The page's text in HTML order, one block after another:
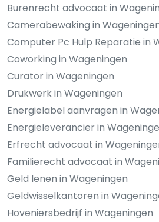
Burenrecht advocaat in
Camerabewaking in
Computer Pc Hulp Reparatie in
Coworking in Wageningen
Curator in Wageningen
Drukwerk in Wageningen
Energielabel aanvragen in
Energieleverancier in
Erfrecht advocaat in
Familierecht advocaat in
Geld lenen in Wageningen
Geldwisselkantoren in
Hoveniersbedrijf in Wageningen